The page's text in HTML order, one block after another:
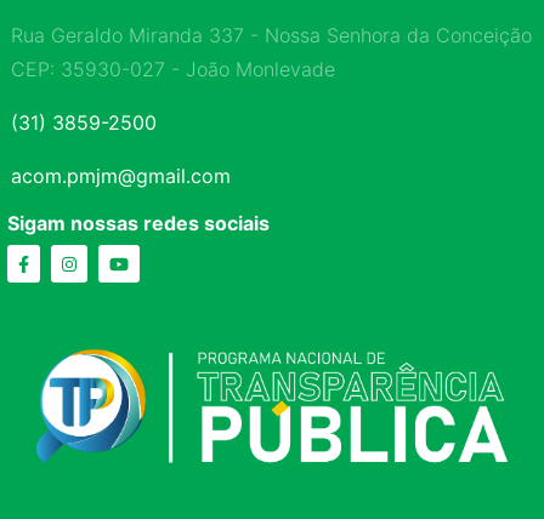
Rua Geraldo Miranda 337 - Nossa Senhora da Conceição
CEP: 35930-027 - João Monlevade
(31) 3859-2500
acom.pmjm@gmail.com
Sigam nossas redes sociais